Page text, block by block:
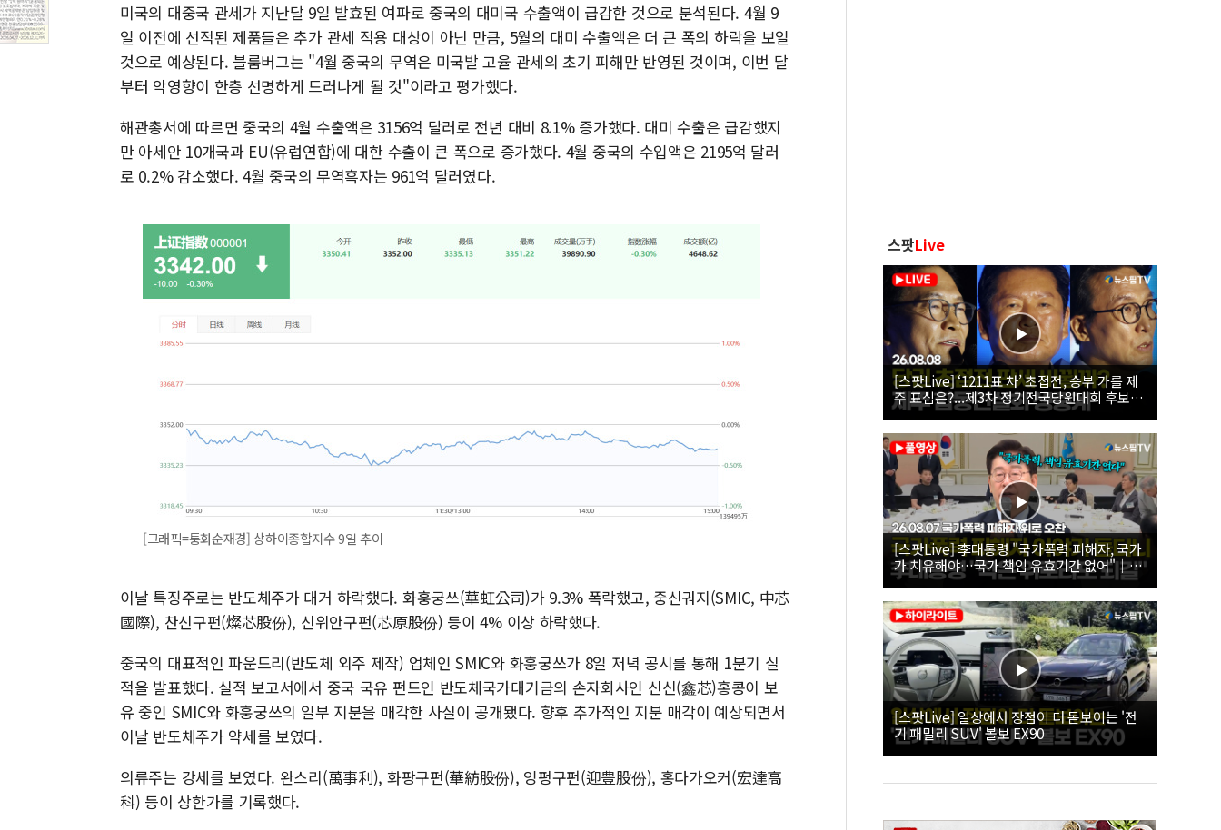
미국의 대중국 관세가 지난달 9일 발효된 여파로 중국의 대미국 수출액이 급감한 것으로 분석된다. 4월 9
일 이전에 선적된 제품들은 추가 관세 적용 대상이 아닌 만큼, 5월의 대미 수출액은 더 큰 폭의 하락을 보일
것으로 예상된다. 블룸버그는 "4월 중국의 무역은 미국발 고율 관세의 초기 피해만 반영된 것이며, 이번 달
부터 악영향이 한층 선명하게 드러나게 될 것"이라고 평가했다.
해관총서에 따르면 중국의 4월 수출액은 3156억 달러로 전년 대비 8.1% 증가했다. 대미 수출은 급감했지
만 아세안 10개국과 EU(유럽연합)에 대한 수출이 큰 폭으로 증가했다. 4월 중국의 수입액은 2195억 달러
로 0.2% 감소했다. 4월 중국의 무역흑자는 961억 달러였다.
[그래픽=퉁화순재경] 상하이종합지수 9일 추이
이날 특징주로는 반도체주가 대거 하락했다. 화훙궁쓰(華虹公司)가 9.3% 폭락했고, 중신궈지(SMIC, 中芯
國際), 찬신구펀(燦芯股份), 신위안구펀(芯原股份) 등이 4% 이상 하락했다.
중국의 대표적인 파운드리(반도체 외주 제작) 업체인 SMIC와 화훙궁쓰가 8일 저녁 공시를 통해 1분기 실
적을 발표했다. 실적 보고서에서 중국 국유 펀드인 반도체국가대기금의 손자회사인 신신(鑫芯)홍콩이 보
유 중인 SMIC와 화훙궁쓰의 일부 지분을 매각한 사실이 공개됐다. 향후 추가적인 지분 매각이 예상되면서
이날 반도체주가 약세를 보였다.
의류주는 강세를 보였다. 완스리(萬事利), 화팡구펀(華紡股份), 잉펑구펀(迎豊股份), 홍다가오커(宏達高
科) 등이 상한가를 기록했다.
스팟Live
[스팟Live] ‘1211표 차’ 초접전, 승부 가를 제
주 표심은?...제3차 정기전국당원대회 후보자
제주 합동연설회 생중계 | 26.08.08
[스팟Live] 李대통령 "국가폭력 피해자, 국가
가 치유해야…국가 책임 유효기간 없어"｜
26.08.07 국가폭력 피해자 위로 오찬
[스팟Live] 일상에서 장점이 더 돋보이는 '전
기 패밀리 SUV' 볼보 EX90